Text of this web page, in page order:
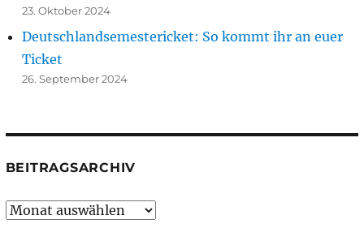
23. Oktober 2024
Deutschlandsemestericket: So kommt ihr an euer
Ticket
26. September 2024
BEITRAGSARCHIV
Beitragsarchiv